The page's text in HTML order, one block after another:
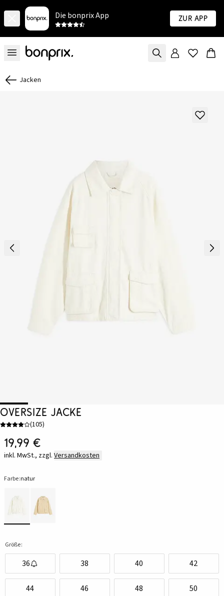
Die bonprix App Zur App
Jacken
Oversize Jacke
(105)
19,99 €
inkl. MwSt., zzgl. Versandkosten
Farbe:natur
Größe:
36 38 40 42
44 46 48 50